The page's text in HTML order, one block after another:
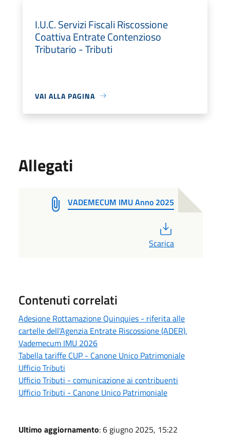
I.U.C. Servizi Fiscali Riscossione
Coattiva Entrate Contenzioso
Tributario - Tributi
VAI ALLA PAGINA
Allegati
VADEMECUM IMU Anno 2025
Scarica
Contenuti correlati
Adesione Rottamazione Quinquies - riferita alle
cartelle dell'Agenzia Entrate Riscossione (ADER).
Vademecum IMU 2026
Tabella tariffe CUP - Canone Unico Patrimoniale
Ufficio Tributi
Ufficio Tributi - comunicazione ai contribuenti
Ufficio Tributi - Canone Unico Patrimoniale
Ultimo aggiornamento: 6 giugno 2025, 15:22